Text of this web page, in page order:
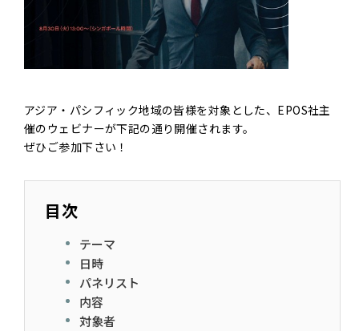
アジア・パシフィック地域の皆様を対象とした、EPOS社主
催のウェビナーが下記の通り開催されます。
ぜひご参加下さい！
目次
テーマ
日時
パネリスト
内容
対象者